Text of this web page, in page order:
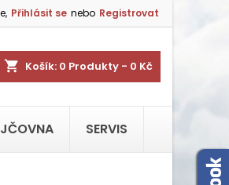
Přihlásit se nebo Registrovat
shopping_cart Košík: 0 Produkty - 0 Kč
SERVIS